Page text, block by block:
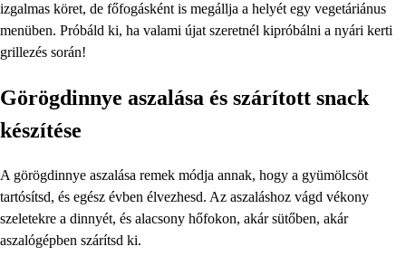
izgalmas köret, de főfogásként is megállja a helyét egy vegetáriánus
menüben. Próbáld ki, ha valami újat szeretnél kipróbálni a nyári kerti
grillezés során!
Görögdinnye aszalása és szárított snack
készítése
A görögdinnye aszalása remek módja annak, hogy a gyümölcsöt
tartósítsd, és egész évben élvezhesd. Az aszaláshoz vágd vékony
szeletekre a dinnyét, és alacsony hőfokon, akár sütőben, akár
aszalógépben szárítsd ki.